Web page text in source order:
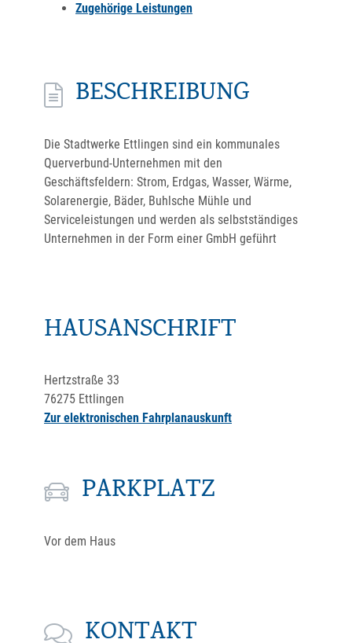
Zugehörige Leistungen
BESCHREIBUNG
Die Stadtwerke Ettlingen sind ein kommunales
Querverbund-Unternehmen mit den
Geschäftsfeldern: Strom, Erdgas, Wasser, Wärme,
Solarenergie, Bäder, Buhlsche Mühle und
Serviceleistungen und werden als selbstständiges
Unternehmen in der Form einer GmbH geführt
HAUSANSCHRIFT
Hertzstraße 33
76275 Ettlingen
Zur elektronischen Fahrplanauskunft
PARKPLATZ
Vor dem Haus
KONTAKT